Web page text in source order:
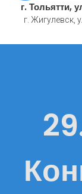
г. Тольятти,
г. Жигулевск,